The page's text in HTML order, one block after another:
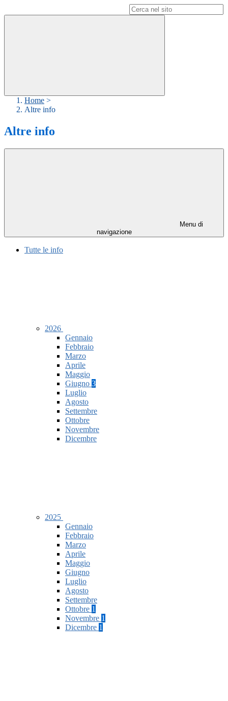
Home >
Altre info
Altre info
Menu di
navigazione
Tutte le info
2026
Gennaio
Febbraio
Marzo
Aprile
Maggio
Giugno 3
Luglio
Agosto
Settembre
Ottobre
Novembre
Dicembre
2025
Gennaio
Febbraio
Marzo
Aprile
Maggio
Giugno
Luglio
Agosto
Settembre
Ottobre 1
Novembre 1
Dicembre 1